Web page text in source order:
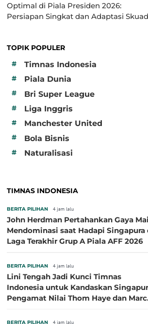
Optimal di Piala Presiden 2026:
Persiapan Singkat dan Adaptasi Skuad
TOPIK POPULER
#
Timnas Indonesia
# Piala Dunia
# Bri Super League
# Liga Inggris
# Manchester United
# Bola Bisnis
# Naturalisasi
TIMNAS INDONESIA
BERITA PILIHAN 4 jam lalu
John Herdman Pertahankan Gaya
Mendominasi saat Hadapi Singapura
Laga Terakhir Grup A Piala AFF 2026
BERITA PILIHAN 4 jam lalu
Lini Tengah Jadi Kunci Timnas
Indonesia untuk Kandaskan
Pengamat Nilai Thom Haye dan Marc
BERITA PILIHAN 4 jam lalu